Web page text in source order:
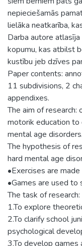
nepieciešamās
lielāka neatkarība,
Darba autore
kopumu, kas atbilst
kustību jeb dzīves
Paper contents:
11 subdivisions, 2
appendixes.
The aim of
motorik education to
mental age disorders.
The hypothesis of
hard mental age
•Exercises are
•Games are used
The task of research:
1.To explore
2.To clarify school
psychological
3.To develop